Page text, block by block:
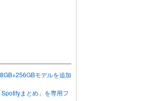
モデルを追加
まとめ」を専用フ